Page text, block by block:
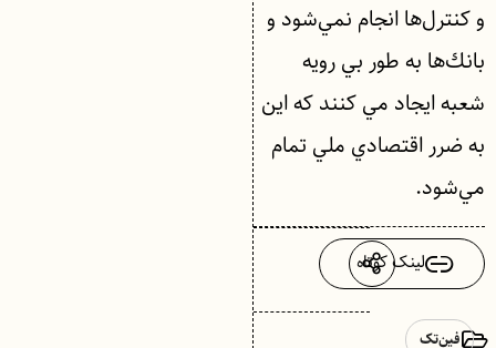
و كنترل‌ها انجام نمي‌شود و
بانك‌ها به طور بي رويه
شعبه ايجاد مي كنند كه اين
به ضرر اقتصادي ملي تمام
مي‌شود.
لینک کوتاه
فین‌تک